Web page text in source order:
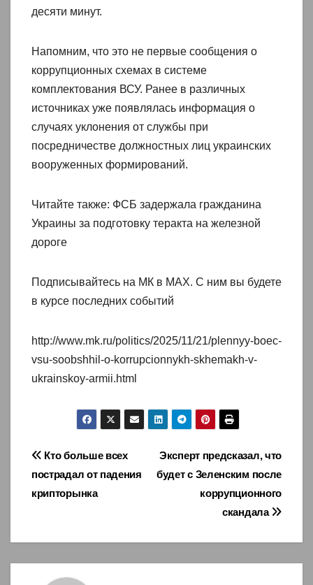
десяти минут.
Напомним, что это не первые сообщения о
коррупционных схемах в системе
комплектования ВСУ. Ранее в различных
источниках уже появлялась информация о
случаях уклонения от службы при
посредничестве должностных лиц украинских
вооруженных формирований.
Читайте также: ФСБ задержала гражданина
Украины за подготовку теракта на железной
дороге
Подписывайтесь на МК в МАХ. С ним вы будете
в курсе последних событий
http://www.mk.ru/politics/2025/11/21/plennyy-boec-
vsu-soobshhil-o-korrupcionnykh-skhemakh-v-
ukrainskoy-armii.html
Навигация
по
Эксперт предсказал, что
будет с Зеленским после
коррупционного
скандала
Кто больше всех
пострадал от падения
крипторынка